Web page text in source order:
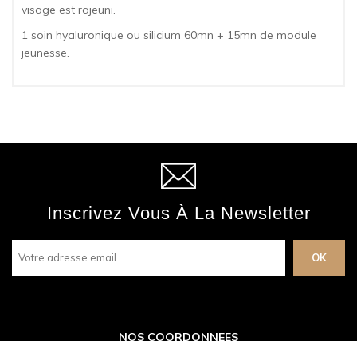
visage est rajeuni.
1 soin hyaluronique ou silicium 60mn + 15mn de module
jeunesse.
Inscrivez Vous À La Newsletter
NOS COORDONNEES